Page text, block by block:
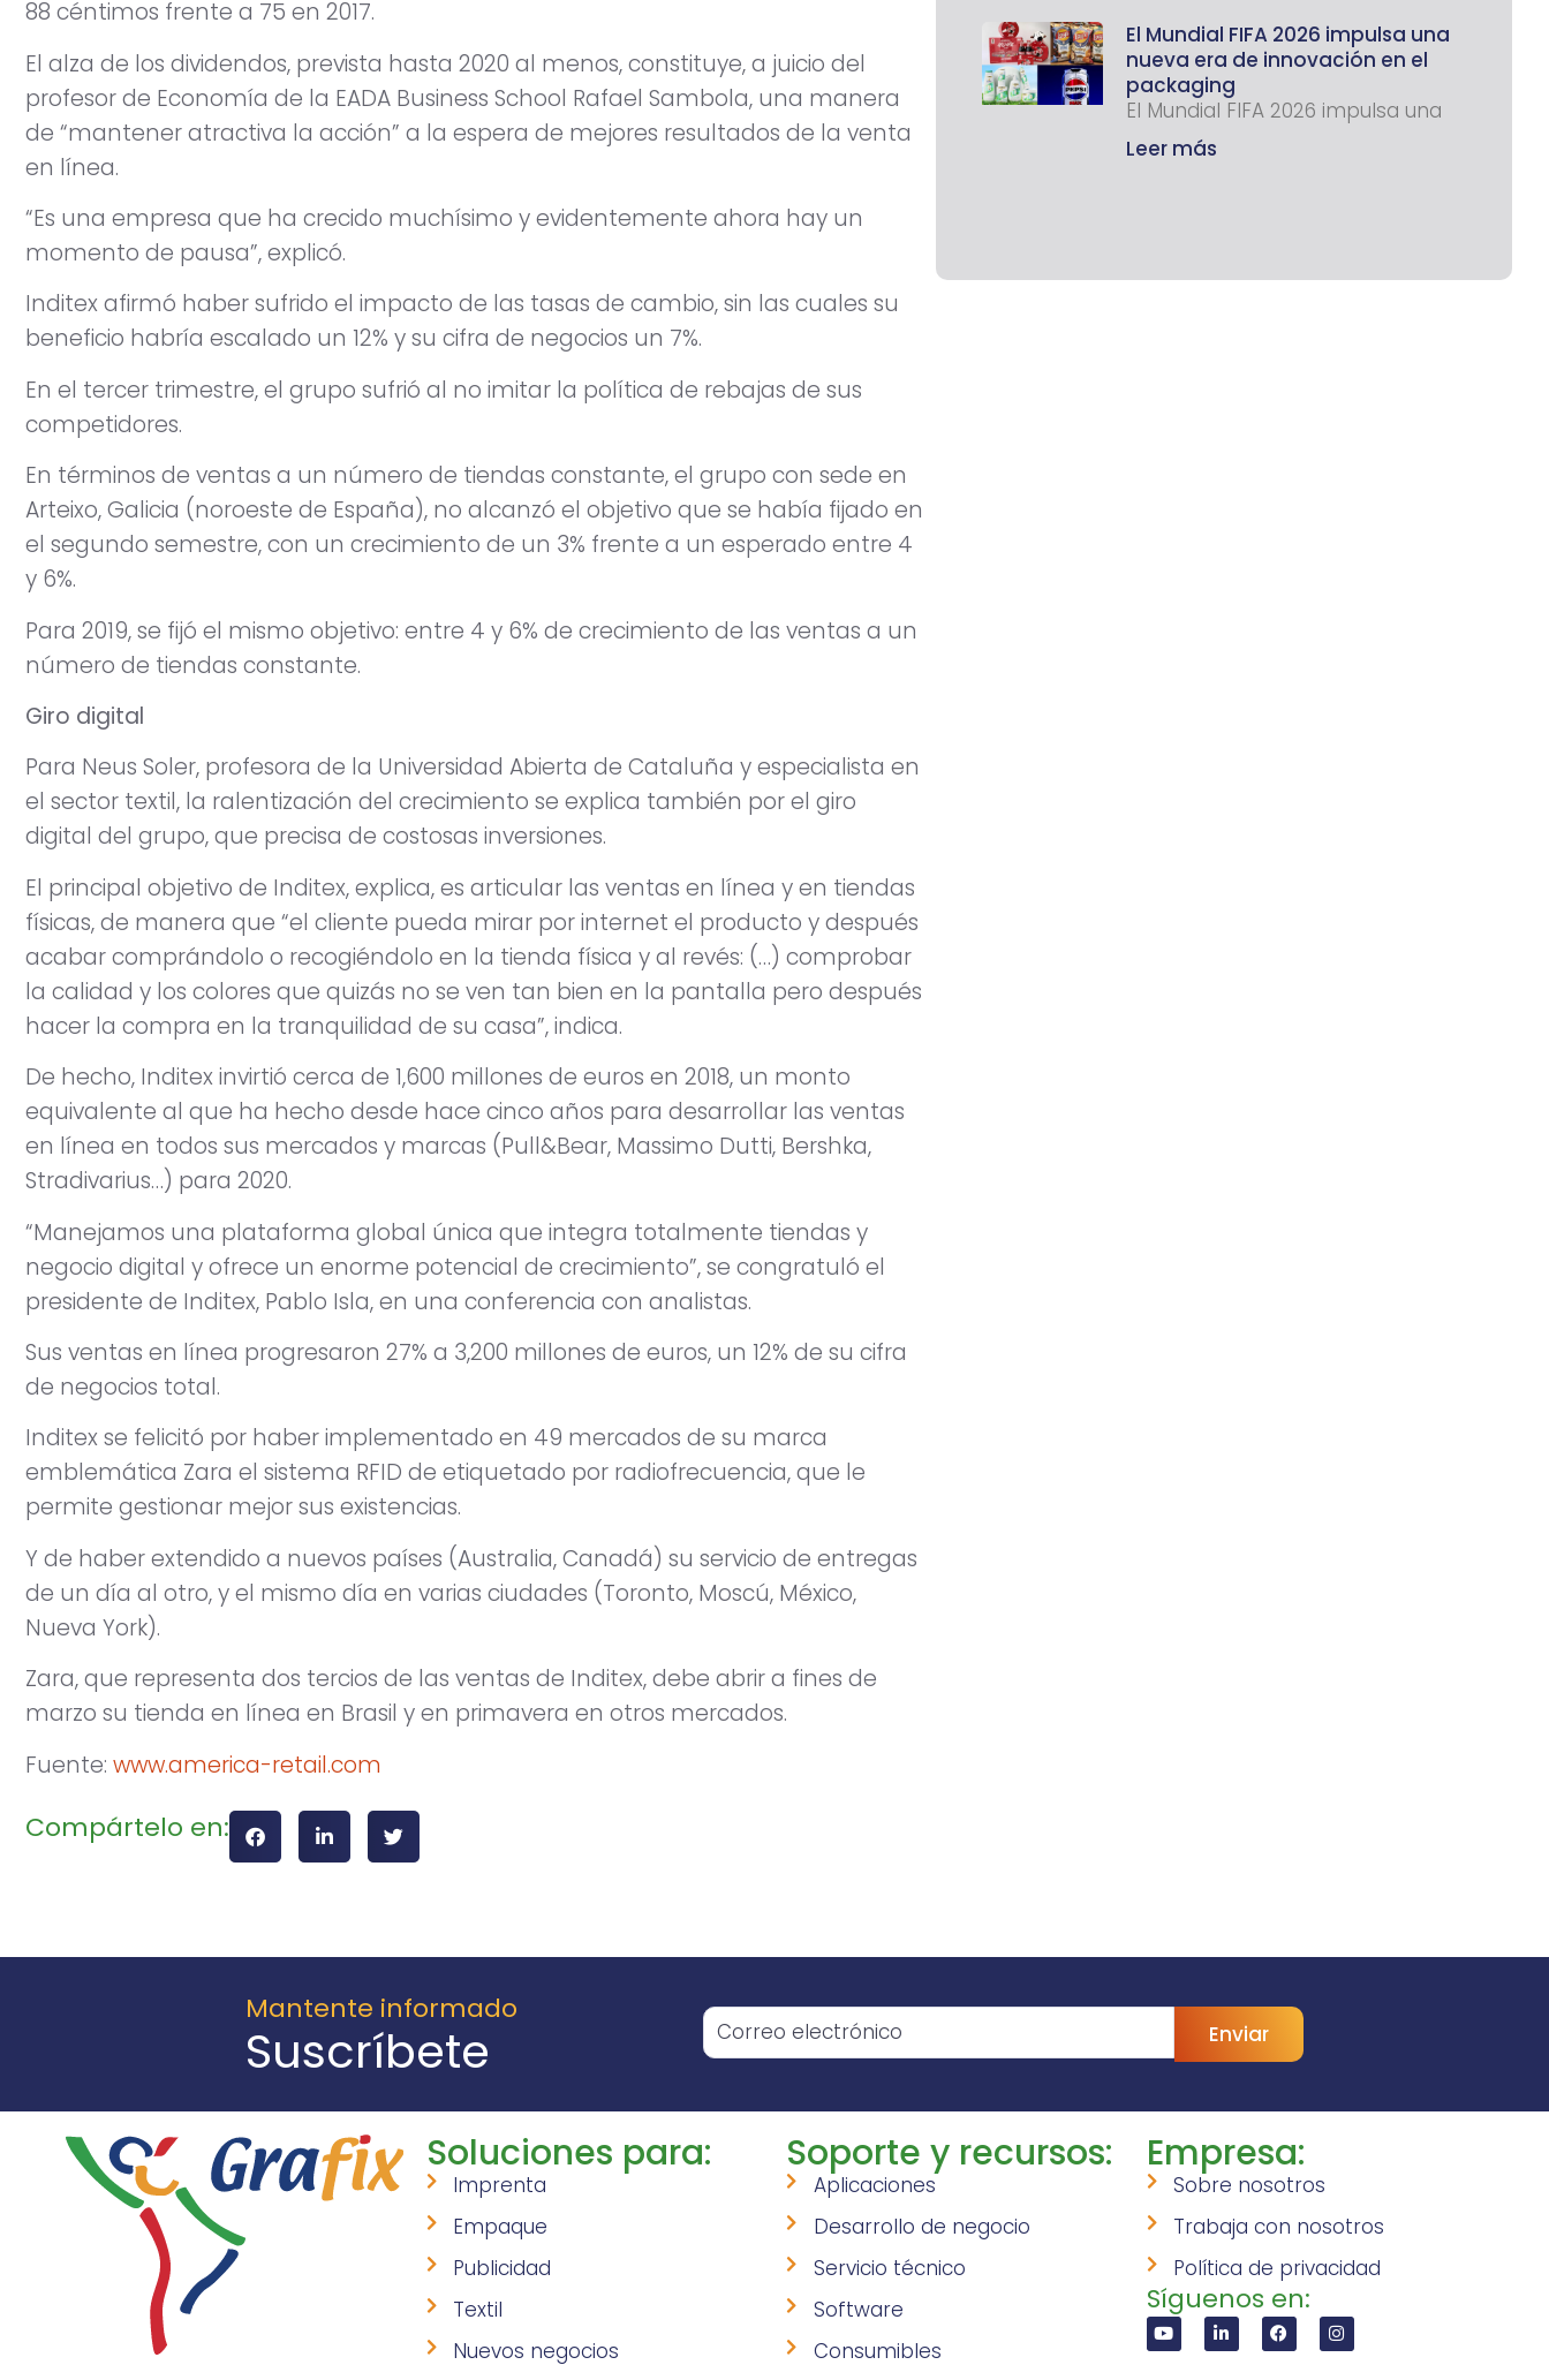
88 céntimos frente a 75 en 2017.
El alza de los dividendos, prevista hasta 2020 al menos, constituye, a juicio del
profesor de Economía de la EADA Business School Rafael Sambola, una manera
de “mantener atractiva la acción” a la espera de mejores resultados de la venta
en línea.
“Es una empresa que ha crecido muchísimo y evidentemente ahora hay un
momento de pausa”, explicó.
Inditex afirmó haber sufrido el impacto de las tasas de cambio, sin las cuales su
beneficio habría escalado un 12% y su cifra de negocios un 7%.
En el tercer trimestre, el grupo sufrió al no imitar la política de rebajas de sus
competidores.
En términos de ventas a un número de tiendas constante, el grupo con sede en
Arteixo, Galicia (noroeste de España), no alcanzó el objetivo que se había fijado en
el segundo semestre, con un crecimiento de un 3% frente a un esperado entre 4
y 6%.
Para 2019, se fijó el mismo objetivo: entre 4 y 6% de crecimiento de las ventas a un
número de tiendas constante.
Giro digital
Para Neus Soler, profesora de la Universidad Abierta de Cataluña y especialista en
el sector textil, la ralentización del crecimiento se explica también por el giro
digital del grupo, que precisa de costosas inversiones.
El principal objetivo de Inditex, explica, es articular las ventas en línea y en tiendas
físicas, de manera que “el cliente pueda mirar por internet el producto y después
acabar comprándolo o recogiéndolo en la tienda física y al revés: (…) comprobar
la calidad y los colores que quizás no se ven tan bien en la pantalla pero después
hacer la compra en la tranquilidad de su casa”, indica.
De hecho, Inditex invirtió cerca de 1,600 millones de euros en 2018, un monto
equivalente al que ha hecho desde hace cinco años para desarrollar las ventas
en línea en todos sus mercados y marcas (Pull&Bear, Massimo Dutti, Bershka,
Stradivarius…) para 2020.
“Manejamos una plataforma global única que integra totalmente tiendas y
negocio digital y ofrece un enorme potencial de crecimiento”, se congratuló el
presidente de Inditex, Pablo Isla, en una conferencia con analistas.
Sus ventas en línea progresaron 27% a 3,200 millones de euros, un 12% de su cifra
de negocios total.
Inditex se felicitó por haber implementado en 49 mercados de su marca
emblemática Zara el sistema RFID de etiquetado por radiofrecuencia, que le
permite gestionar mejor sus existencias.
Y de haber extendido a nuevos países (Australia, Canadá) su servicio de entregas
de un día al otro, y el mismo día en varias ciudades (Toronto, Moscú, México,
Nueva York).
Zara, que representa dos tercios de las ventas de Inditex, debe abrir a fines de
marzo su tienda en línea en Brasil y en primavera en otros mercados.
Fuente: www.america-retail.com
Compártelo en:
El Mundial FIFA 2026 impulsa una
nueva era de innovación en el
packaging
El Mundial FIFA 2026 impulsa una
Leer más
Mantente informado
Suscríbete Enviar
Soluciones para:
Imprenta
Empaque
Publicidad
Textil
Nuevos negocios
Soporte y recursos:
Aplicaciones
Desarrollo de negocio
Servicio técnico
Software
Consumibles
Empresa:
Sobre nosotros
Trabaja con nosotros
Política de privacidad
Síguenos en: